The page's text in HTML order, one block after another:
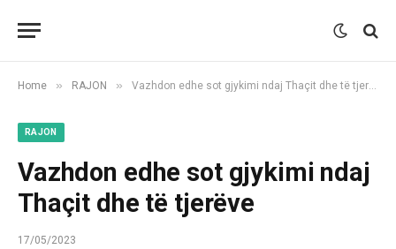
Home » RAJON » Vazhdon edhe sot gjykimi ndaj Thaçit dhe të tjerëve
RAJON
Vazhdon edhe sot gjykimi ndaj
Thaçit dhe të tjerëve
17/05/2023